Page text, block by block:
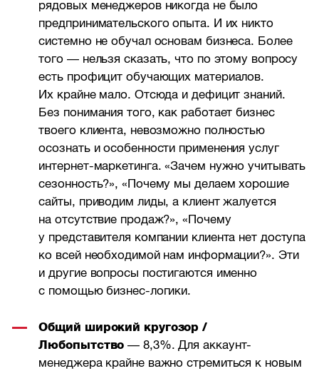
рядовых менеджеров никогда не было
предпринимательского опыта. И их никто
системно не обучал основам бизнеса. Более
того — нельзя сказать, что по этому вопросу
есть профицит обучающих материалов.
Их крайне мало. Отсюда и дефицит знаний.
Без понимания того, как работает бизнес
твоего клиента, невозможно полностью
осознать и особенности применения услуг
интернет-маркетинга. «Зачем нужно учитывать
сезонность?», «Почему мы делаем хорошие
сайты, приводим лиды, а клиент жалуется
на отсутствие продаж?», «Почему
у представителя компании клиента нет доступа
ко всей необходимой нам информации?». Эти
и другие вопросы постигаются именно
с помощью бизнес-логики.
Общий широкий кругозор /
Любопытство — 8,3%. Для аккаунт-
менеджера крайне важно стремиться к новым